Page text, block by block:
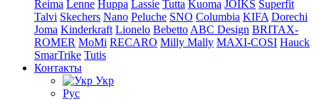
Reima Lenne Huppa Lassie Tutta Kuoma JOIKS Superfit
Talvi Skechers Nano Peluche SNO Columbia KIFA Dorechi
Joma Kinderkraft Lionelo Bebetto ABC Design BRITAX-
ROMER MoMi RECARO Milly Mally MAXI-COSI Hauck
SmarTrike Tutis
Контакты
Укр
Рус